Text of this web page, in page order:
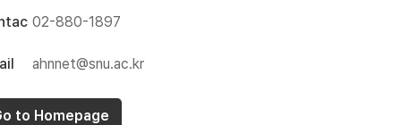
02-880-1897
ahnnet@snu.ac.kr
to Homepage